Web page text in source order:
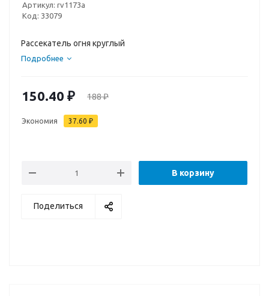
Артикул: rv1173а
Код: 33079
Рассекатель огня круглый
Подробнее
150.40 ₽ 188₽
Экономия 37.60 ₽
В корзину
Поделиться